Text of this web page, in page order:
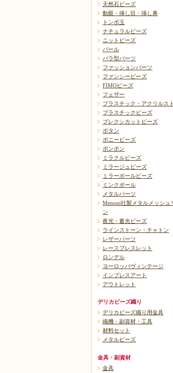
天然石ビーズ
動眼・挿し目・挿し鼻
トンボ玉
ナチュラルビーズ
ニットビーズ
パール
バラ型パーツ
ファッションパーツ
ファンシービーズ
FIMOビーズ
フェザー
プラスチック・アクリルス
プラスチックビーズ
プレクシカットビーズ
ボタン
ポニービーズ
ポンポン
ミラクルビーズ
ミラージュビーズ
ミラーボールビーズ
ミンクボール
メタルパーツ
Menoni社製メタルメッシュ
ン
夜光・蓄光ビーズ
ラインストーン・チャトン
レザーパーツ
レースブレスレット
ロンデル
ヨーロッパヴィンテージ
インプレスアート
アウトレット
デリカビーズ織り
デリカビーズ織り用金具
織機・副資材・工具
材料セット
メタルビーズ
金具・副資材
金具